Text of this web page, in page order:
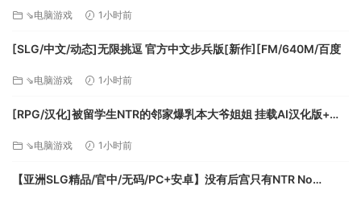
controller (Xbox 360 Controller for Windows
recommended). Requires UPLAY account..
⇘电脑游戏 1小时前
[SLG/中文/动态]无限挑逗 官方中文步兵版[新作][FM/640M/百度
⇘电脑游戏 1小时前
[RPG/汉化]被留学生NTR的邻家爆乳本大爷姐姐 挂载AI汉化版+存
⇘电脑游戏 1小时前
【亚洲SLG精品/官中/无码/PC+安卓】没有后宫只有NTR No